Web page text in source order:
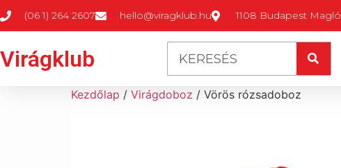
(06 1) 264 2607 hello@viragklub.hu 1108 Budapest
Virágklub
Kezdőlap / Virágdoboz / Vörös rózsadoboz